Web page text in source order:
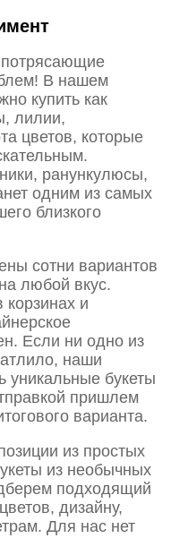
потрясающие
В нашем
купить как
лилии,
цветов, которые
ранункулюсы,
одним из самых
близкого
сотни вариантов
любой вкус.
и
Если ни одно из
наши
уникальные букеты
пришлем
варианта.
из простых
из необычных
подходящий
дизайну,
Для нас нет